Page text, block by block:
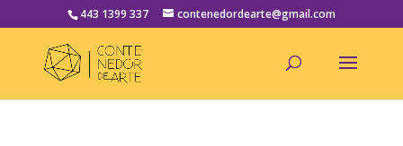
443 1399 337 contenedordearte@gmail.com